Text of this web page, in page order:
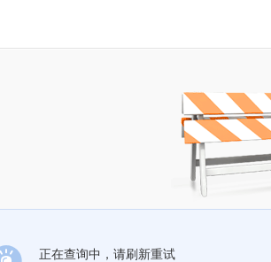
正在查询中，请刷新重试